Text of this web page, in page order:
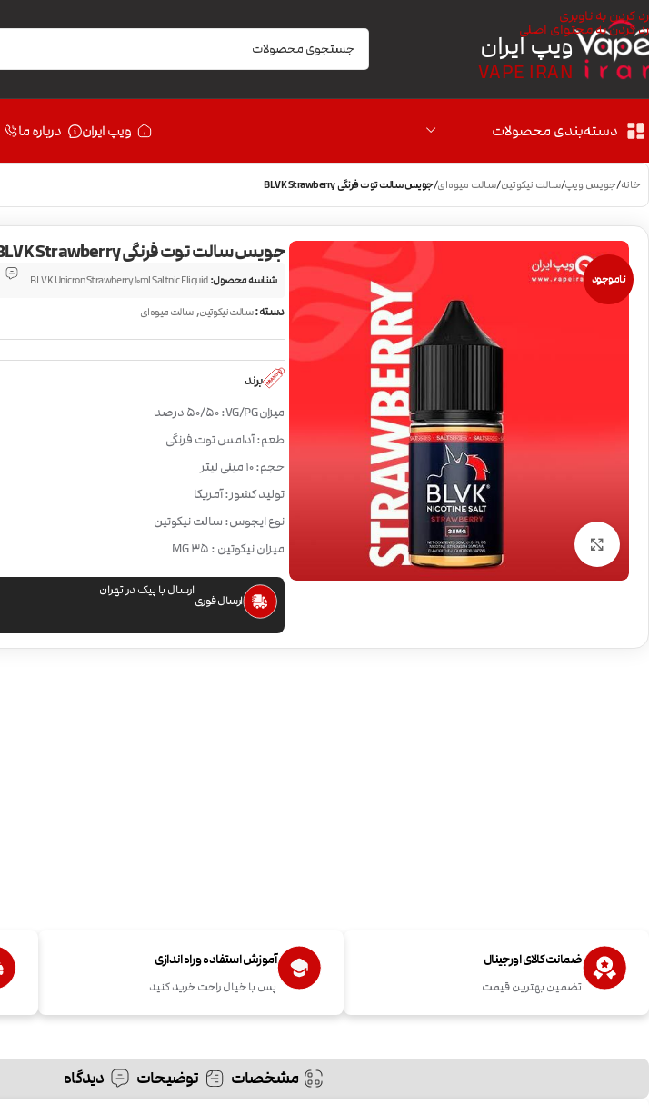
رد کردن به ناوبری
رد کردن به محتوای اصلی
ویپ ایران
VAPE IRAN
دسته‌بندی محصولات ویپ ایران درباره ما
خانه/جویس ویپ/سالت نیکوتین/سالت میوه‌ای/جویس سالت توت فرنگی BLVK Strawberry
ناموجود
جویس سالت توت فرنگی BLVK Strawberry
شناسه محصول:BLVK Unicron Strawberry 10ml Saltnic Eliquid
دسته:سالت نیکوتین, سالت میوه‌ای
برند
میزان VG/PG:
طعم: آدامس توت فرنگی
حجم: 10 میلی لیتر
تولید کشور: آمریکا
نوع ایجوس: سالت نیکوتین
میزان نیکوتین : 35 MG
ارسال فوری
ارسال با پیک در تهران
ضمانت کالای اورجینال
تضمین بهترین قیمت
آموزش استفاده و راه اندازی
پس با خیال راحت خرید کنید
مشخصات توضیحات دیدگاه